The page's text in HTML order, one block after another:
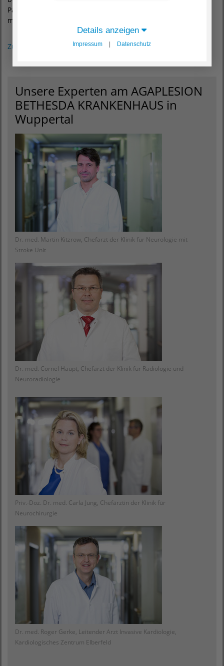
Patienten ein Leben auch ohne Blutverdünnungsmittel
möglich.
Zurück zum Magazin
Unsere Experten am AGAPLESION
BETHESDA KRANKENHAUS in
Wuppertal
Dr. med. Martin Kitzrow, Chefarzt der Klinik für Neurologie mit
Stroke Unit
Dr. med. Cornel Haupt, Chefarzt der Klinik für Radiologie und
Neuroradiologie
Priv.-Doz. Dr. med. Carla Jung, Chefärztin der Klinik für
Neurochirurgie
Dr. med. Roger Gerke, Leitender Arzt Invasive Kardiologie,
Kardiologisches Zentrum Elberfeld
Details anzeigen
Impressum | Datenschutz